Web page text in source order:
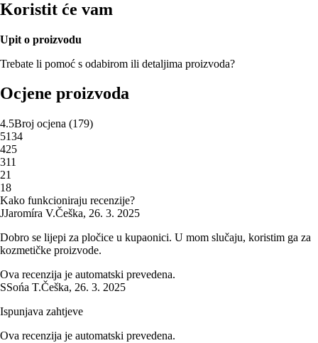
Koristit će vam
Upit o proizvodu
Trebate li pomoć s odabirom ili detaljima proizvoda?
Ocjene proizvoda
4.5Broj ocjena (179)
5134
425
311
21
18
Kako funkcioniraju recenzije?
JJaromíra V.Češka, 26. 3. 2025
Dobro se lijepi za pločice u kupaonici. U mom slučaju, koristim ga za
kozmetičke proizvode.
Ova recenzija je automatski prevedena.
SSońa T.Češka, 26. 3. 2025
Ispunjava zahtjeve
Ova recenzija je automatski prevedena.